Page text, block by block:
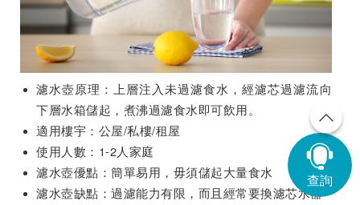
濾水壺原理：上層注入未過濾食水，經濾芯過濾流向
下層水箱儲起，煮沸過濾食水即可飲用。
適用樓宇：公屋/私樓/租屋
使用人數：1-2人家庭
濾水壺優點：簡單易用，毋須儲起大量食水
濾水壺缺點：過濾能力有限，而且經常要換濾芯水器
查詢